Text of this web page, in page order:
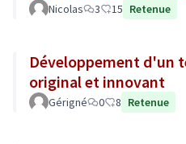
Nicolas 3 15 Retenue
Développement d'un
original et innovant
Gérigné 0 8 Retenue